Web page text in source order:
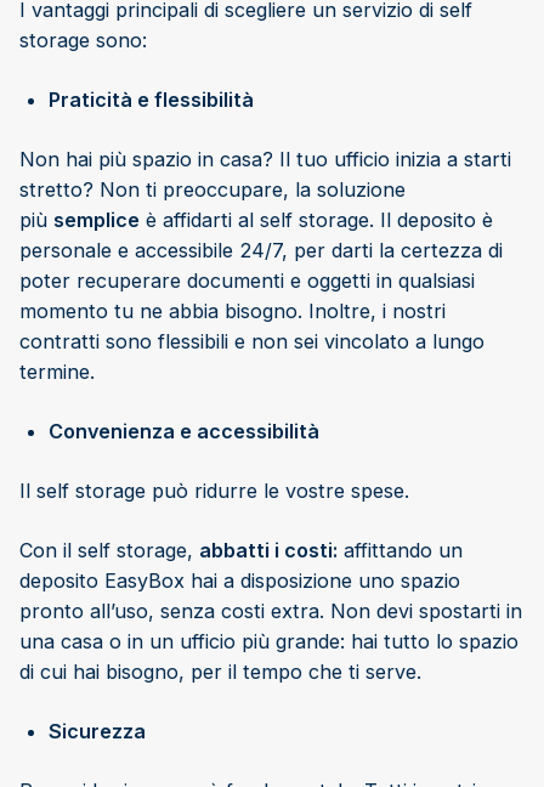
I vantaggi principali di scegliere un servizio di self
storage sono:
Praticità e flessibilità
Non hai più spazio in casa? Il tuo ufficio inizia a starti
stretto? Non ti preoccupare, la soluzione
più semplice è affidarti al self storage. Il deposito è
personale e accessibile 24/7, per darti la certezza di
poter recuperare documenti e oggetti in qualsiasi
momento tu ne abbia bisogno. Inoltre, i nostri
contratti sono flessibili e non sei vincolato a lungo
termine.
Convenienza e accessibilità
Il self storage può ridurre le vostre spese.
Con il self storage, abbatti i costi: affittando un
deposito EasyBox hai a disposizione uno spazio
pronto all’uso, senza costi extra. Non devi spostarti in
una casa o in un ufficio più grande: hai tutto lo spazio
di cui hai bisogno, per il tempo che ti serve.
Sicurezza